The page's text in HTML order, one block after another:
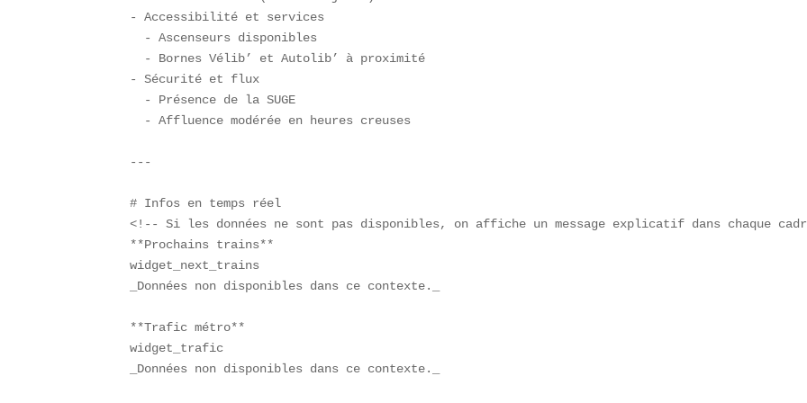
- Accessibilité et services
  - Ascenseurs disponibles
  - Bornes Vélib’ et Autolib’ à proximité
- Sécurité et flux
  - Présence de la SUGE
  - Affluence modérée en heures creuses
---
# Infos en temps réel
<!-- Si les données ne sont pas disponibles, on affiche un message explicatif dans chaque
**Prochains trains**
widget_next_trains
_Données non disponibles dans ce contexte._
**Trafic métro**
widget_trafic
_Données non disponibles dans ce contexte._